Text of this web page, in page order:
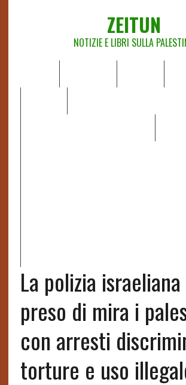
ZEITUN
NOTIZIE E LIBRI SULLA
La polizia
preso di mira i
con arresti
torture e uso